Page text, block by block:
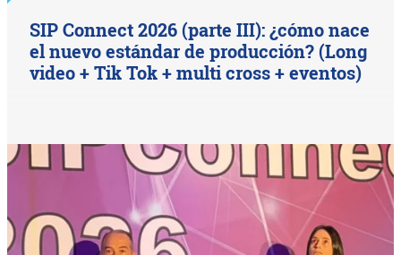
SIP Connect 2026 (parte III): ¿cómo nace
el nuevo estándar de producción? (Long
video + Tik Tok + multi cross + eventos)